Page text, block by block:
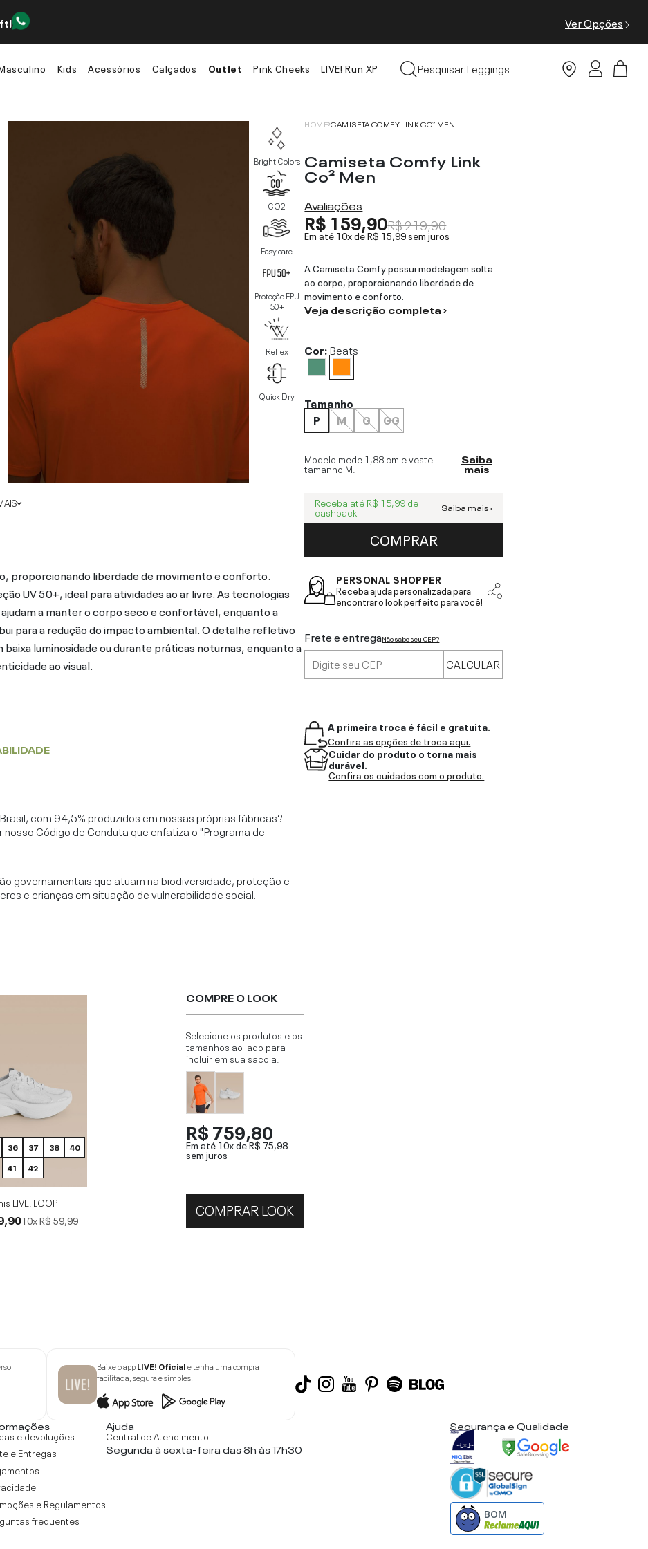
Ver Opções
Kids Acessórios Calçados Outlet Pink Cheeks LIVE! Run XP
Pesquisar:
Tops
Leggings
Bright Colors
CO2
Easy care
Proteção FPU
50+
Reflex
Quick Dry
proporcionando liberdade de movimento e conforto.
UV 50+, ideal para atividades ao ar livre. As tecnologias
a manter o corpo seco e confortável, enquanto a
para a redução do impacto ambiental. O detalhe refletivo
luminosidade ou durante práticas noturnas, enquanto a
ao visual.
com 94,5% produzidos em nossas próprias fábricas?
Código de Conduta que enfatiza o "Programa de
governamentais que atuam na biodiversidade, proteção e
e crianças em situação de vulnerabilidade social.
36 37 38
40
41
42
LIVE! LOOP
10xR$ 59,99
COMPRE O LOOK
Selecione os produtos e os
tamanhos ao lado para
incluir em sua sacola.
R$ 759,80
Em até 10x deR$ 75,98
sem juros
COMPRAR LOOK
HOME CAMISETA COMFY LINK CO² MEN
Camiseta Comfy Link
Co² Men
Avaliações
R$ 159,90R$ 219,90
Em até 10x deR$ 15,99sem juros
A Camiseta Comfy possui modelagem solta
ao corpo, proporcionando liberdade de
movimento e conforto.
Veja descrição completa ›
Cor:Beats
Tamanho
P
M G GG
Modelo mede 1,88 cm e veste
tamanho M
Saiba
mais
Receba até R$ 15,99 de
cashback Saiba mais ›
COMPRAR
PERSONAL SHOPPER
Receba ajuda personalizada para
encontrar o look perfeito para você!
Frete e entregaNão sabe seu CEP?
CALCULAR
A primeira troca é fácil e gratuita.
Confira as opções de troca aqui.
Cuidar do produto o torna mais
durável.
Confira os cuidados com o produto.
Baixe o appLIVE! Oficiale tenha uma compra
facilitada, segura e simples.
e devoluções
e Entregas
e Regulamentos
frequentes
Ajuda
Central de Atendimento
Segunda à sexta-feira das 8h às 17h30
Segurança e Qualidade
BOM